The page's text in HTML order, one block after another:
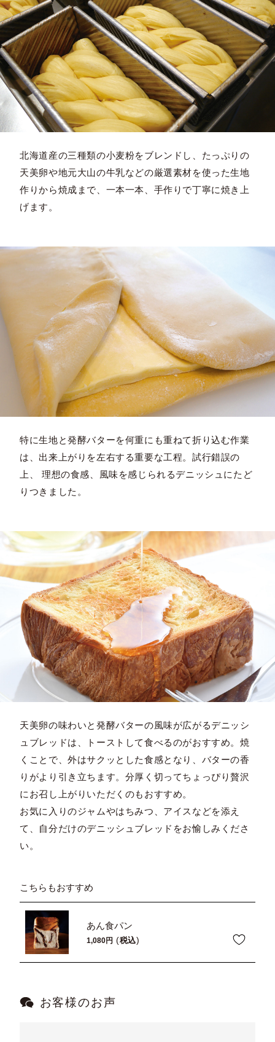
北海道産の三種類の小麦粉をブレンドし、たっぷりの
天美卵や地元大山の牛乳などの厳選素材を使った生地
作りから焼成まで、一本一本、手作りで丁寧に焼き上
げます。
特に生地と発酵バターを何重にも重ねて折り込む作業
は、出来上がりを左右する重要な工程。試行錯誤の
上、 理想の食感、風味を感じられるデニッシュにたど
りつきました。
天美卵の味わいと発酵バターの風味が広がるデニッシ
ュブレッドは、トーストして食べるのがおすすめ。焼
くことで、外はサクッとした食感となり、バターの香
りがより引き立ちます。分厚く切ってちょっぴり贅沢
にお召し上がりいただくのもおすすめ。
お気に入りのジャムやはちみつ、アイスなどを添え
て、自分だけのデニッシュブレッドをお愉しみくださ
い。
こちらもおすすめ
あん食パン
1,080 税込
お客様のお声